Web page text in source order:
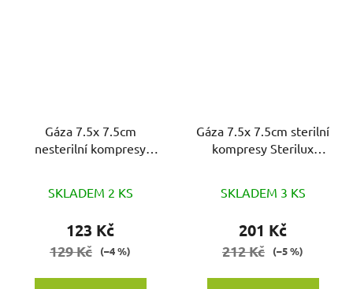
Gáza 7.5x 7.5cm
nesterilní kompresy
SKLADEM 2 KS
123 Kč
129 Kč (–4 %)
Gáza 7.5x 7.5cm sterilní
kompresy Sterilux
SKLADEM 3 KS
201 Kč
212 Kč (–5 %)